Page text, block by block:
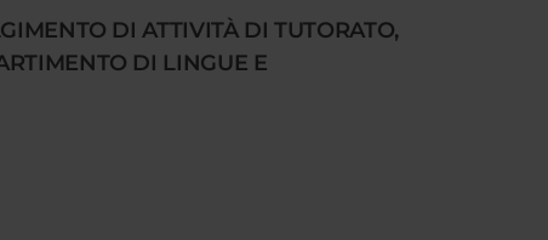
DI ATTIVITÀ DI TUTORATO,
DI LINGUE E